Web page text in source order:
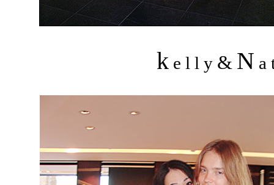
k e l l y & N a